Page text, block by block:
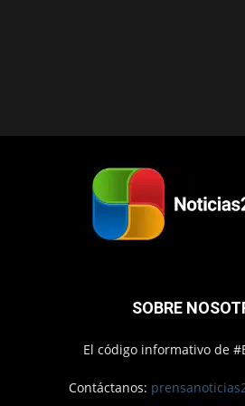
SOBRE
El código informativo de
Contáctanos: